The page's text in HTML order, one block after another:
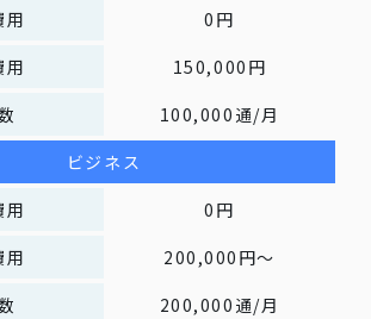
用
0円
用
150,000円
100,000通/月
ビジネス
用
0円
用
200,000円～
200,000通/月